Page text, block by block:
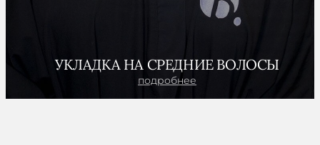
УКЛАДКА НА СРЕДНИЕ ВОЛОСЫ
подробнее